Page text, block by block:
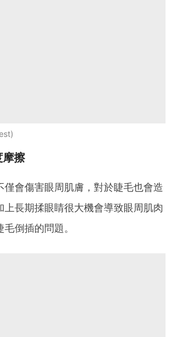
摩擦
僅會傷害眼周肌膚，對於睫毛也會造
上長期揉眼睛很大機會導致眼周肌肉
倒插的問題。